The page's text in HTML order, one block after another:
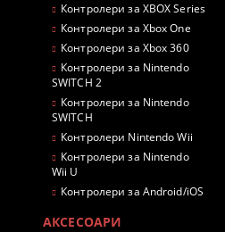
Контролери за XBOX Series
Контролери за Xbox One
Контролери за Xbox 360
Контролери за Nintendo
SWITCH 2
Контролери за Nintendo
SWITCH
Контролери Nintendo Wii
Контролери за Nintendo
Wii U
Контролери за Android/iOS
АКСЕСОАРИ